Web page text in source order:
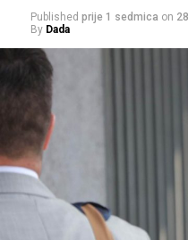
Građanima se savjetuje da
suncu u najtoplijem dijelu
prate preporuke nadležnih
donijeti ekstremne ljetne
Share
Published prije 1 sedmica on
By Dada